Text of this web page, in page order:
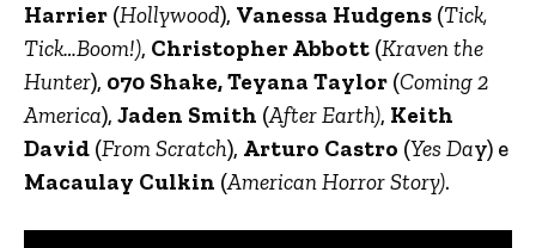
Harrier (Hollywood), Vanessa Hudgens (Tick,
Tick…Boom!), Christopher Abbott (Kraven the
Hunter), 070 Shake, Teyana Taylor (Coming 2
America), Jaden Smith (After Earth), Keith
David (From Scratch), Arturo Castro (Yes Day) e
Macaulay Culkin (American Horror Story).